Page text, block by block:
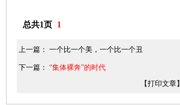
总共1页 1
上一篇： 一个比一个美，一个比一个丑
下一篇： “集体裸奔”的时代
【打印文章】